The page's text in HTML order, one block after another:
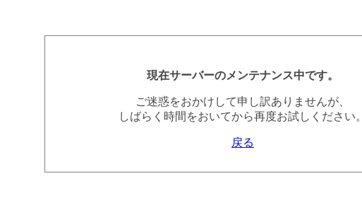
現在サーバーのメンテナンス中です。
ご迷惑をおかけして申し訳ありませんが、
しばらく時間をおいてから再度お試しください。
戻る